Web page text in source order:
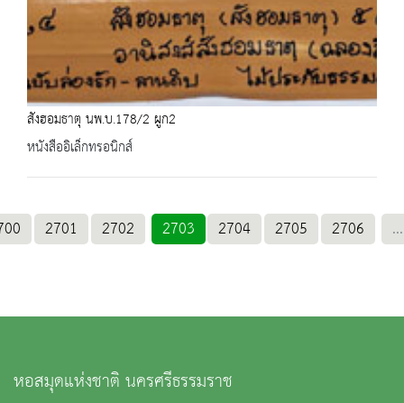
สังฮอมธาตุ นพ.บ.178/2 ผูก2
หนังสืออิเล็กทรอนิกส์
2701 2702 2703 2704 2705 2706 ...
หอสมุดแห่งชาติ นครศรีธรรมราช